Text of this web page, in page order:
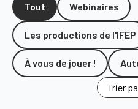
Tout Webinaires
Les productions de l'IFEP
À vous de jouer !